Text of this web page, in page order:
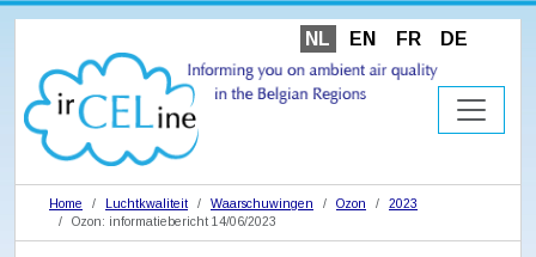
NL EN FR DE
Home Luchtkwaliteit Waarschuwingen Ozon
2023
Ozon: informatiebericht 14/06/2023